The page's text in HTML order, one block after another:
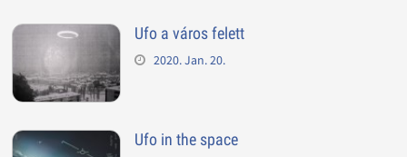
Ufo a város felett
2020. Jan. 20.
Ufo in the space